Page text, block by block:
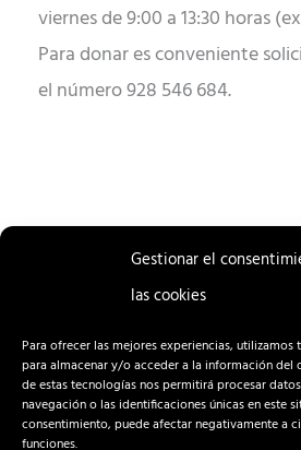
Gestionar el
las cookies
Para ofrecer las mejores experiencias,
para almacenar y/o acceder a la información del
de estas tecnologías nos permitirá procesar
navegación o las identificaciones únicas en este
consentimiento, puede afectar negativamente a
funciones.
viernes de 9:00 a 13:30 horas
Para donar es conveniente
el número 928 546 684.
ENTRADA